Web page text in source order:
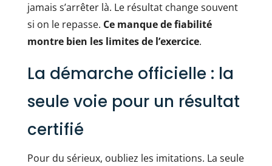
jamais s’arrêter là. Le résultat change souvent
si on le repasse. Ce manque de fiabilité
montre bien les limites de l’exercice.
La démarche officielle : la
seule voie pour un résultat
certifié
Pour du sérieux, oubliez les imitations. La seule